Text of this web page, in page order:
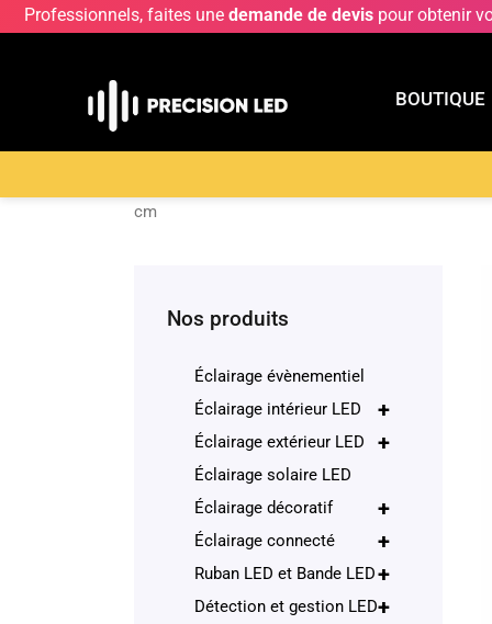
Professionnels, faites une demande de devis pour obtenir
BOUTIQUE
cm
Nos produits
Éclairage évènementiel
+
Éclairage intérieur LED
+
Éclairage extérieur LED
Éclairage solaire LED
+
Éclairage décoratif
+
Éclairage connecté
+
Ruban LED et Bande LED
+
Détection et gestion LED